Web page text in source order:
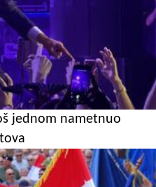
jednom nametnuo